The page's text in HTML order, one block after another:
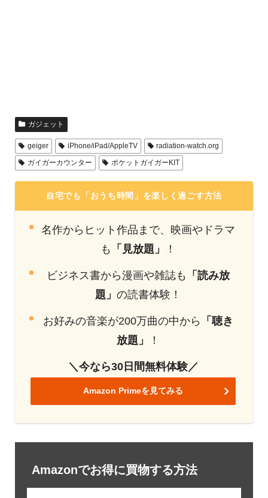
ガジェット
geiger iPhone/iPad/AppleTV
radiation-watch.org
ガイガーカウンター
ポケットガイガーKIT
自宅でも「おうち時間」を楽しく過ごす方法
名作からヒット作品まで、映画やドラマ
も
「見放題」 ！
ビジネス書から漫画や雑誌も
「読み放
題」の読書体験！
お好みの音楽が200万曲の中から
「聴き
放題」
！
＼今なら30日間無料体験／
Amazon Primeを見てみる
Amazonでお得に買物する方法